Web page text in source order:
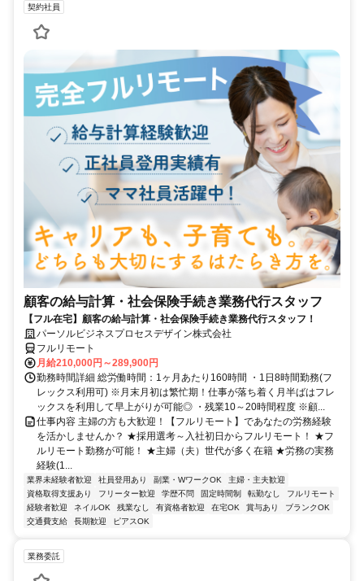
契約社員
顧客の給与計算・社会保険手続き業務代行スタッフ
【フル在宅】顧客の給与計算・社会保険手続き業務代行スタッフ！
パーソルビジネスプロセスデザイン株式会社
フルリモート
月給210,000円～289,900円
勤務時間詳細 総労働時間：1ヶ月あたり160時間 ・1日8時間勤務(フ
レックス利用可) ※月末月初は繁忙期！仕事が落ち着く月半ばはフレ
ックスを利用して早上がりが可能◎ ・残業10～20時間程度 ※顧...
仕事内容 主婦の方も大歓迎！【フルリモート】であなたの労務経験
を活かしませんか？ ★採用選考～入社初日からフルリモート！ ★フ
ルリモート勤務が可能！ ★主婦（夫）世代が多く在籍 ★労務の実務
経験(1...
業界未経験者歓迎 社員登用あり 副業・WワークOK
主婦・主夫歓迎
資格取得支援あり
フリーター歓迎 学歴不問 固定時間制 転勤なし
フルリモート
経験者歓迎
ネイルOK 残業なし 有資格者歓迎 在宅OK 賞与あり
ブランクOK
交通費支給
長期歓迎 ピアスOK
業務委託